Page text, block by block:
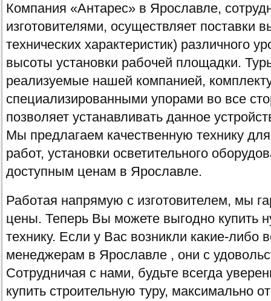
Компания «Антарес» в Ярославле,
изготовителями, осуществляет поставки
технических характеристик) различного
высоты установки рабочей площадки.
реализуемые нашей компанией,
специализированными упорами во все
позволяет устанавливать данное
Мы предлагаем качественную технику
работ, установки осветительного
доступным ценам в Ярославле.
Работая напрямую с изготовителем, мы
цены. Теперь Вы можете выгодно купить
технику. Если у Вас возникли какие-либо
менеджерам в Ярославле , они с
Сотрудничая с нами, будьте всегда
купить строительную туру, максимально